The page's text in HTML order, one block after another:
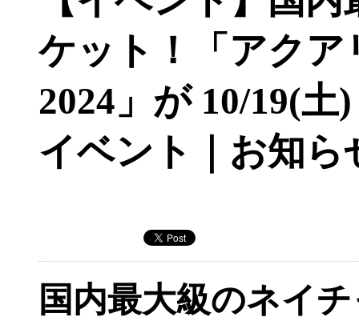
ケット！「アク
2024」が 10/19(
イベント｜お知ら
国内最大級のネイ